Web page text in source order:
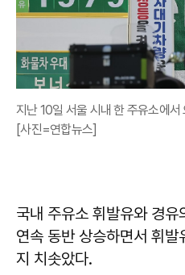
지난 10일 서울 시내 한 주유소에
[사진=연합뉴스]
국내 주유소 휘발유와 경
연속 동반 상승하면서 휘
지 치솟았다.